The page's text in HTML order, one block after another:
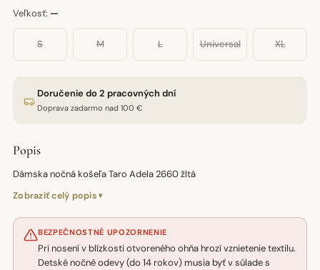
Veľkosť: —
S M L Universal XL
Doručenie do 2 pracovných dní
Doprava zadarmo nad 100 €
Popis
Dámska nočná košeľa Taro Adela 2660 žltá
Zobraziť celý popis
BEZPEČNOSTNÉ UPOZORNENIE
Pri nosení v blízkosti otvoreného ohňa hrozí vznietenie textilu.
Detské nočné odevy (do 14 rokov) musia byť v súlade s